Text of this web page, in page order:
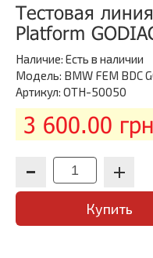
Тестовая
Platform
Наличие: Есть в наличии
Модель: BMW FEM BDC
Артикул: OTH-50050
3 600.00 грн
Купить